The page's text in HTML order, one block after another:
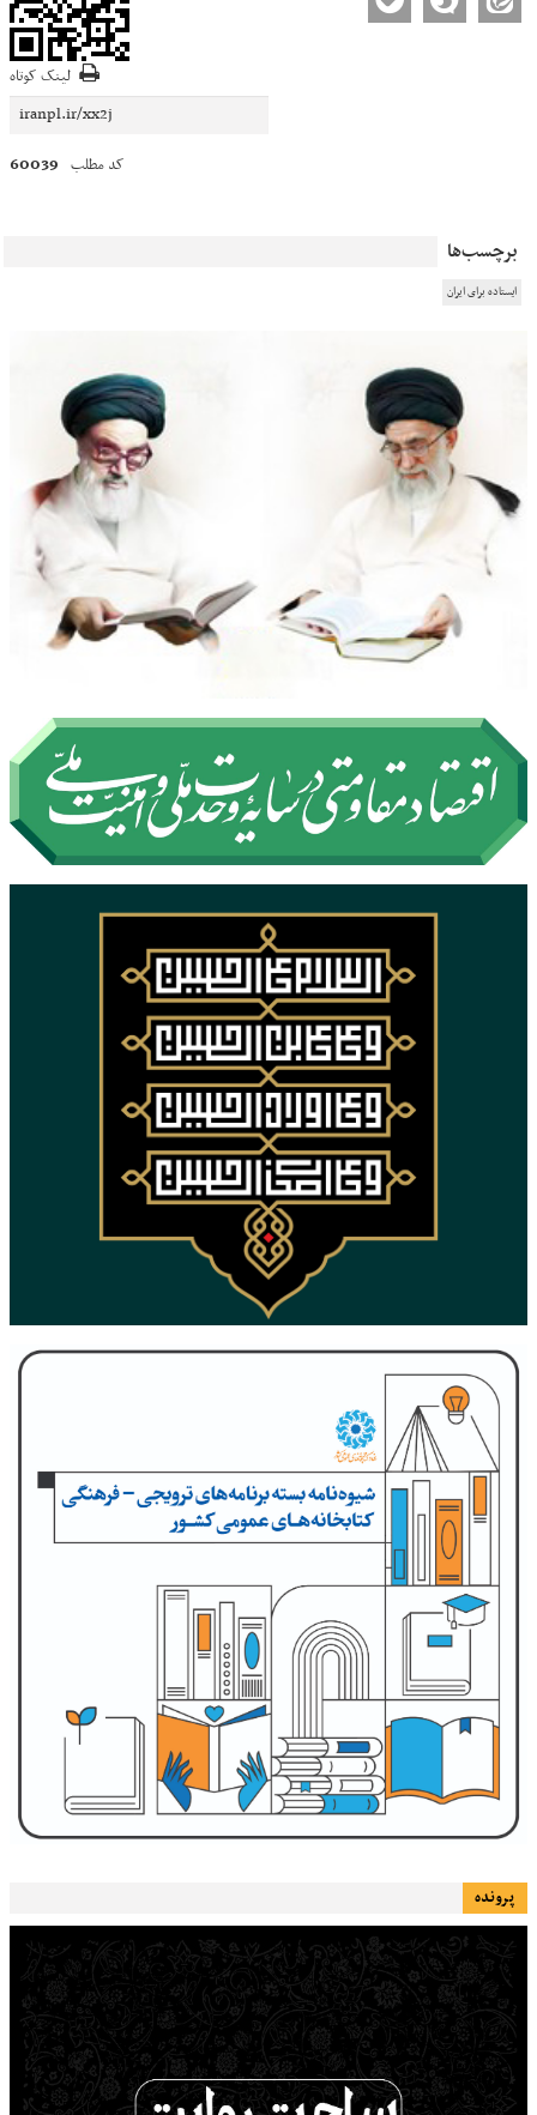
لینک کوتاه
کد مطلب 60039
برچسب‌ها
ایستاده برای ایران
پرونده